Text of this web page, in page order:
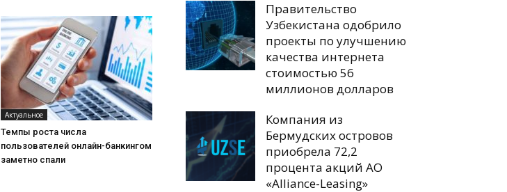
Актуальное
Темпы роста числа
пользователей онлайн-банкингом
заметно спали
Правительство
Узбекистана одобрило
проекты по улучшению
качества интернета
стоимостью 56
миллионов долларов
Компания из
Бермудских островов
приобрела 72,2
процента акций АО
«Alliance-Leasing»